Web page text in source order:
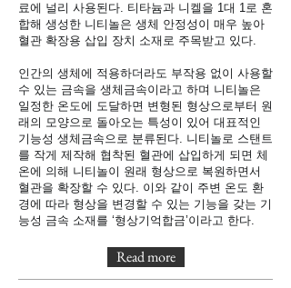
료에 널리 사용된다. 티타늄과 니켈을 1대 1로 혼
합해 생성한 니티놀은 생체 안정성이 매우 높아
혈관 확장용 삽입 장치 소재로 주목받고 있다.
인간의 생체에 적용하더라도 부작용 없이 사용할
수 있는 금속을 생체금속이라고 하며 니티놀은
일정한 온도에 도달하면 변형된 형상으로부터 원
래의 모양으로 돌아오는 특성이 있어 대표적인
기능성 생체금속으로 분류된다. 니티놀로 스탠트
를 작게 제작해 협착된 혈관에 삽입하게 되면 체
온에 의해 니티놀이 원래 형상으로 복원하면서
혈관을 확장할 수 있다. 이와 같이 주변 온도 환
경에 따라 형상을 변경할 수 있는 기능을 갖는 기
능성 금속 소재를 ‘형상기억합금’이라고 한다.
Read more